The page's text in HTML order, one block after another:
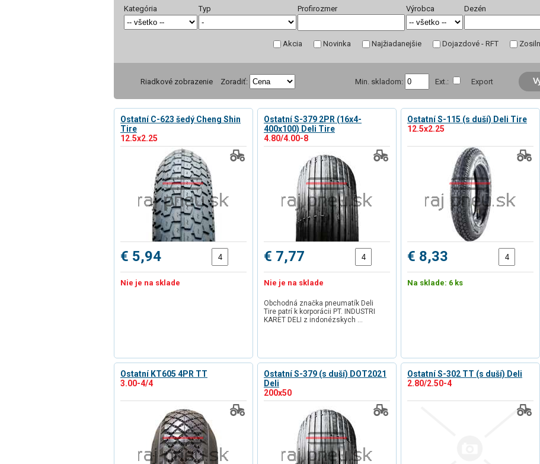
Kategória Typ Profirozmer Výrobca Dezén
Akcia Novinka Najžiadanejšie Dojazdové - RFT
Export
Ext.:
Min. skladom:
Riadkové zobrazenie Zoradiť:
Ostatní C-623 šedý Cheng Shin
Tire
12.5x2.25
€ 5,94
Nie je na sklade
Ostatní S-379 2PR (16x4-
400x100) Deli Tire
4.80/4.00-8
€ 7,77
Nie je na sklade
Obchodná značka pneumatík Deli
Tire patrí k korporácii PT. INDUSTRI
KARET DELI z indonézskych …
Ostatní S-115 (s duší) Deli Tire
12.5x2.25
€ 8,33
Na sklade: 6 ks
Ostatní KT605 4PR TT
3.00-4/4
Ostatní S-379 (s duší) DOT2021
Deli
200x50
Ostatní S-302 TT (s duší) Deli
2.80/2.50-4